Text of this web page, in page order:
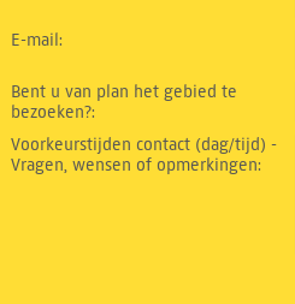
E-mail:
Bent u van plan het gebied te
bezoeken?:
Voorkeurstijden contact (dag/tijd) -
Vragen, wensen of opmerkingen: